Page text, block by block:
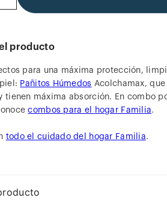
producto
para una máxima protección,
Pañitos Húmedos Acolchamax, que
tienen máxima absorción. En combo
combos para el hogar Familia.
todo el cuidado del hogar Familia.